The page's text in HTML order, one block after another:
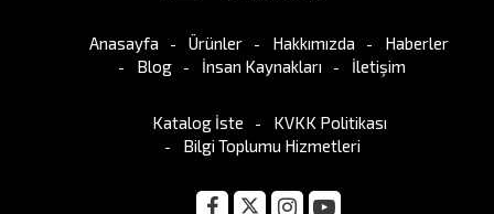
Anasayfa Ürünler Hakkımızda
Haberler
Blog
İnsan Kaynakları İletişim
Katalog İste
KVKK Politikası
Bilgi Toplumu Hizmetleri